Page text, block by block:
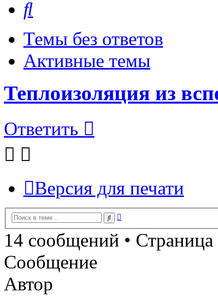
Темы без ответов
Активные темы
Теплоизоляция из
Ответить
Версия для печати
Поиск
14 сообщений • Страница
Сообщение
Автор